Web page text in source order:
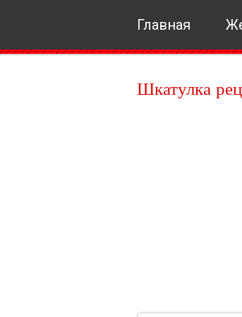
Главная
Шкатулка